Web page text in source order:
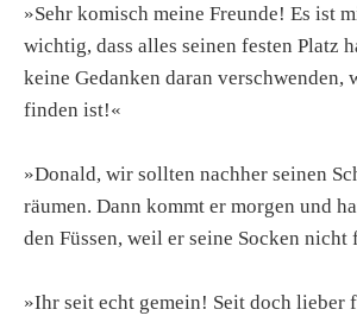
»Sehr komisch meine Freunde! Es ist
wichtig, dass alles seinen festen Platz
keine Gedanken daran verschwenden,
finden ist!«
»Donald, wir sollten nachher seinen
räumen. Dann kommt er morgen und
den Füssen, weil er seine Socken nicht
»Ihr seit echt gemein! Seit doch lieber